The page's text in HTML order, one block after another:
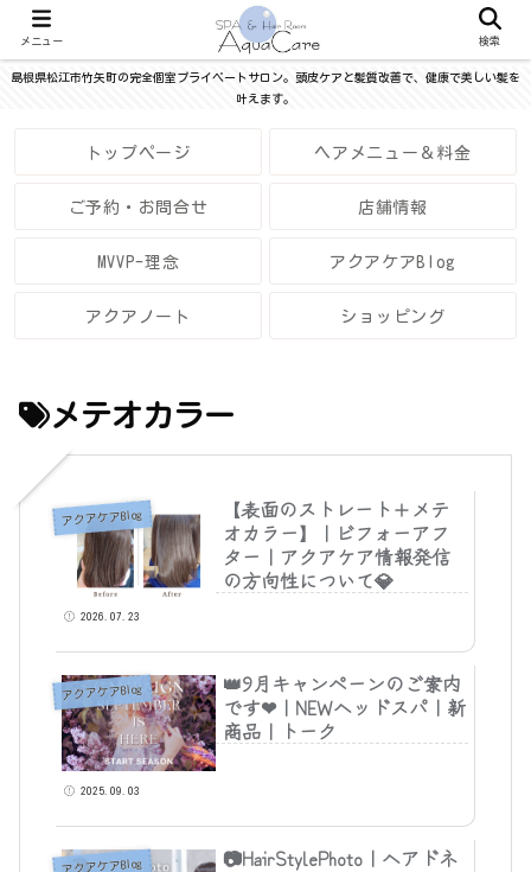
島根県松江市竹矢町の完全個室プライベートサロン。頭皮ケアと髪質改善で、健康で美しい髪を
叶えます。
トップページ ヘアメニュー＆料金
ご予約・お問合せ 店舗情報
MVVP-理念 アクアケアBlog
アクアノート ショッピング
メテオカラー
アクアケアBlog
【表面のストレート＋メテ
オカラー】｜ビフォーアフ
ター｜アクアケア情報発信
の方向性について💎
2026.07.23
アクアケアBlog
👑9月キャンペーンのご案内
です❤｜NEWヘッドスパ｜新
商品｜トーク
2025.09.03
アクアケアBlog
📷HairStylePhoto｜ヘアドネ
メニュー 検索